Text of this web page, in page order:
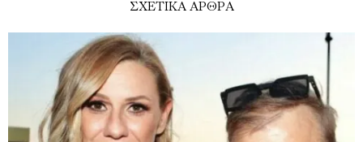
ΣΧΕΤΙΚΑ ΑΡΘΡΑ